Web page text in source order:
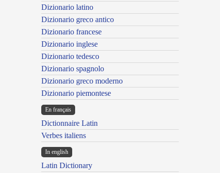
Dizionario latino
Dizionario greco antico
Dizionario francese
Dizionario inglese
Dizionario tedesco
Dizionario spagnolo
Dizionario greco moderno
Dizionario piemontese
En français
Dictionnaire Latin
Verbes italiens
In english
Latin Dictionary